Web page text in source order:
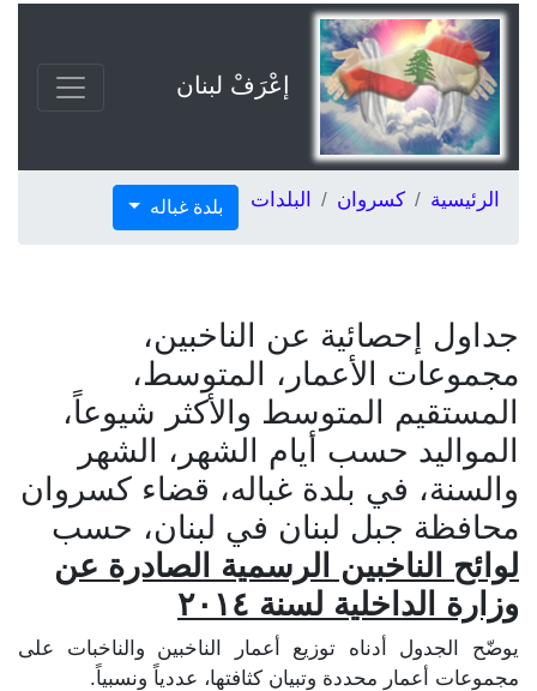
إعْرَفْ لبنان
الرئيسية كسروان البلدات بلدة غباله
جداول إحصائية عن الناخبين،
مجموعات الأعمار، المتوسط،
المستقيم المتوسط والأكثر شيوعاً،
المواليد حسب أيام الشهر، الشهر
والسنة، في بلدة غباله، قضاء كسروان
محافظة جبل لبنان في لبنان، حسب
لوائح الناخبين الرسمية الصادرة عن
وزارة الداخلية لسنة ٢٠١٤
يوضّح الجدول أدناه توزيع أعمار الناخبين والناخبات على
مجموعات أعمار محددة وتبيان كثافتها، عددياً ونسبياً.